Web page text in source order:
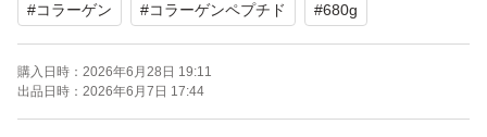
#コラーゲン #コラーゲンペプチド #680g
購入日時： 2026年6月28日 19:11
出品日時： 2026年6月7日 17:44